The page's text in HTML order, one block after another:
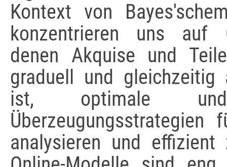
Kontext von
konzentrieren uns auf
denen Akquise und
graduell und gleichzeitig
ist, optimale und
analysieren und effizient